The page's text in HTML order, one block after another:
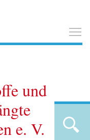
und
e. V.